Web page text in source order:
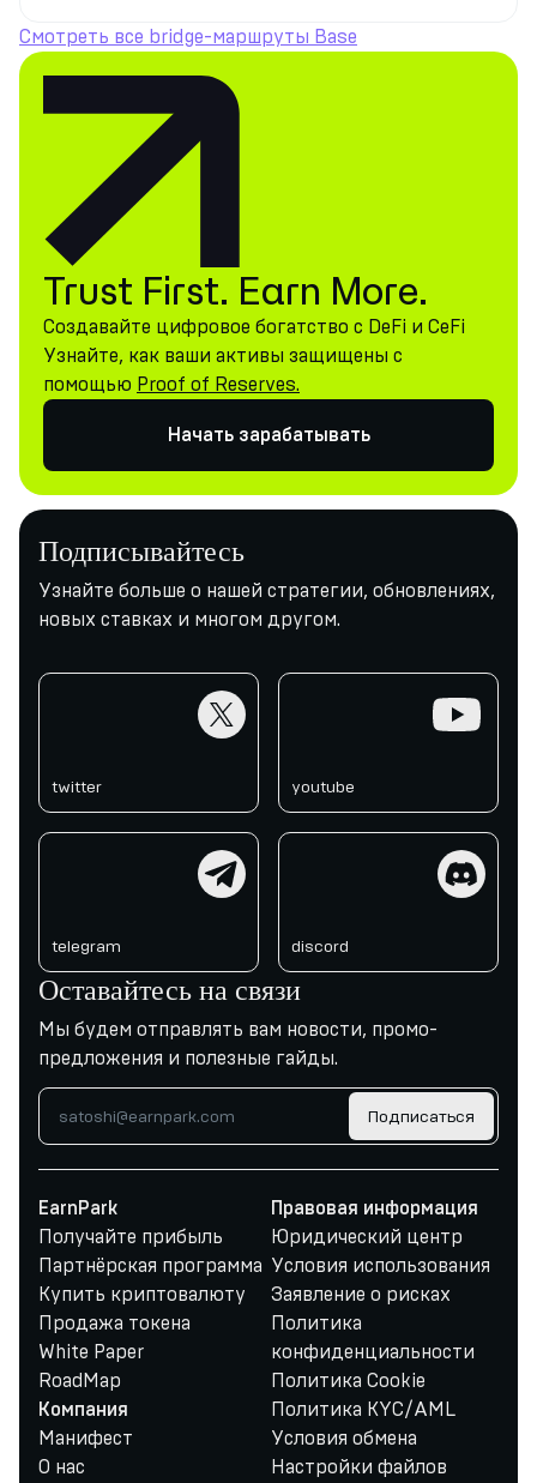
Смотреть все bridge-маршруты Base
Trust First. Earn More.
Создавайте цифровое богатство с DeFi и CeFi
Узнайте, как ваши активы защищены с
помощью Proof of Reserves.
Начать зарабатывать
Подписывайтесь
Узнайте больше о нашей стратегии, обновлениях,
новых ставках и многом другом.
twitter youtube
telegram discord
Оставайтесь на связи
Мы будем отправлять вам новости, промо-
предложения и полезные гайды.
Подписаться
EarnPark
Получайте прибыль
Партнёрская программа
Купить криптовалюту
Продажа токена
White Paper
RoadMap
Компания
Манифест
О нас
Правовая информация
Юридический центр
Условия использования
Заявление о рисках
Политика
конфиденциальности
Политика Cookie
Политика KYC/AML
Условия обмена
Настройки файлов